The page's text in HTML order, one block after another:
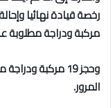
مركبة ودراجة مطلوبة
وحجز 19 مركبة
المرور.